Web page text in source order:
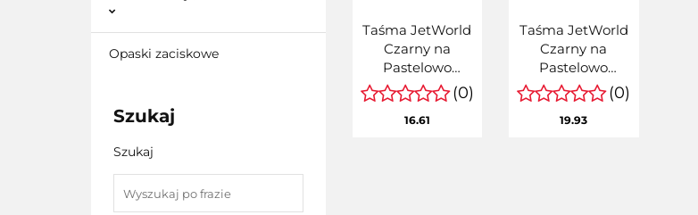
Opaski zaciskowe
Szukaj
Szukaj
Taśma JetWorld
Czarny na
Pastelowo
Purpurowym
Zamiennik Epson
12mm x 8m LC-
(0)
16.61
Taśma JetWorld
Czarny na
Pastelowo
Różowym
Zamiennik Epson
12mm x 8m LC-
(0)
19.93